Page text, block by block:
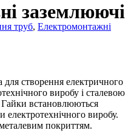
заземлюючі
труб, Електромонтажні
створення електричного
виробу і сталевою
встановлюються
виробу.
покриттям.